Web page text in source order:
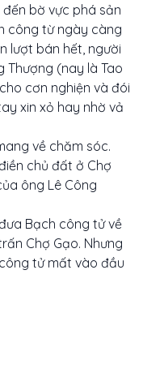
bờ vực phá sản
công từ ngày càng
lượt bán hết, người
(nay là Tao
cơn nghiện và đói
xin xỏ hay nhờ vả
về chăm sóc.
chủ đất ở Chợ
ông Lê Công
Bạch công tử về
Chợ Gạo. Nhưng
tử mất vào đầu